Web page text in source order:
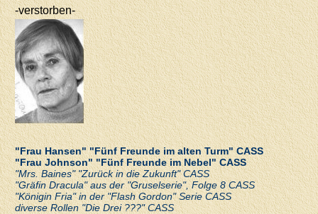
-verstorben-
"Frau Hansen" "Fünf Freunde im alten Turm" CASS
"Frau Johnson" "Fünf Freunde im Nebel" CASS
"Mrs. Baines" "Zurück in die Zukunft" CASS
"Gräfin Dracula" aus der "Gruselserie", Folge 8 CASS
"Königin Fria" in der "Flash Gordon" Serie CASS
diverse Rollen "Die Drei ???" CASS